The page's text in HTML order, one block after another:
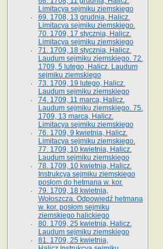
Limitacya sejmiku ziemskiego
69. 1708, 13 grudnia, Halicz.
Limitacya sejmiku ziemskiego.
70. 1709, 17 stycznia, Halicz.
Limitacya sejmiku ziemskiego
71. 1709, 18 stycznia, Halicz.
Laudum sejmiku ziemskiego. 72.
1709, 5 lutego, Halicz. Laudum
sejmiku ziemskiego
73. 1709, 19 lutego, Halicz.
Laudum sejmiku ziemskiego
74. 1709, 11 marca, Halicz.
Laudum sejmiku ziemskiego. 75.
1709, 13 marca, Halicz.
Limitacya sejmiku ziemskiego
76. 1709, 9 kwietnia, Halicz.
Limitacya sejmiku ziemskiego.
77. 1709, 10 kwietnia, Halicz.
Laudum sejmiku ziemskiego
78. 1709, 10 kwietnia, Halicz.
Instrukcya sejmiku ziemskiego
posłom do hetmana w. kor.
79. 1709, 18 kwietnia,
Wołoszcza. Odpowiedź hetmana
w. kor. posłom sejmiku
ziemskiego halickiego
80. 1709, 25 kwietnia, Halicz.
Laudum sejmiku ziemskiego
81. 1709, 25 kwietnia,